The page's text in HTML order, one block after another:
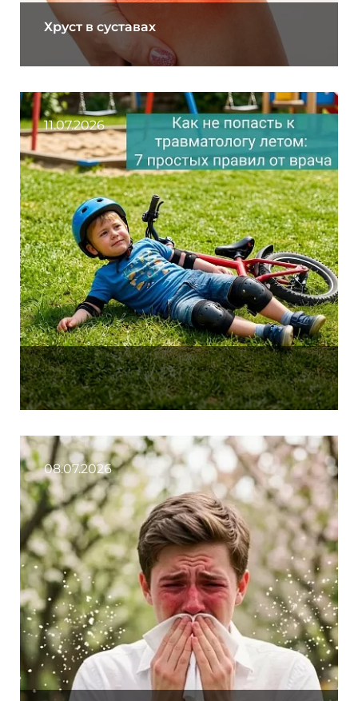
Хруст в суставах
11.07.2026
08.07.2026